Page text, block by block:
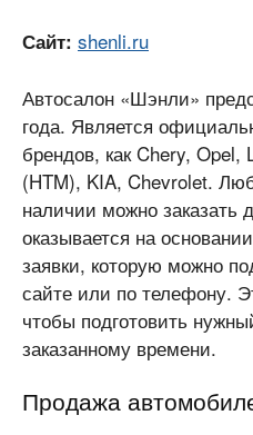
Сайт: shenli.ru
Автосалон «Шэнли»
года. Является
брендов, как Chery, Opel,
(HTM), KIA, Chevrolet.
наличии можно заказать
оказывается на
заявки, которую можно
сайте или по телефону.
чтобы подготовить
заказанному времени.
Продажа